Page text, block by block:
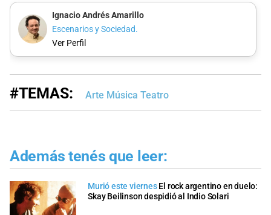
Ignacio Andrés Amarillo
Escenarios y Sociedad.
Ver Perfil
#TEMAS: Arte Música Teatro
Además tenés que leer:
Murió este viernes El rock argentino en duelo:
Skay Beilinson despidió al Indio Solari